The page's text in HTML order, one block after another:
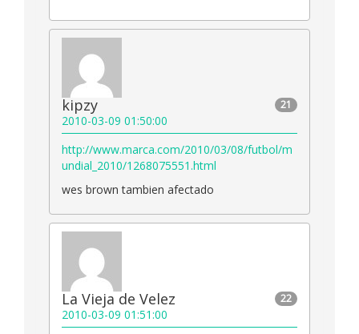
21
kipzy
2010-03-09 01:50:00
http://www.marca.com/2010/03/08/futbol/m
undial_2010/1268075551.html
wes brown tambien afectado
22
La Vieja de Velez
2010-03-09 01:51:00